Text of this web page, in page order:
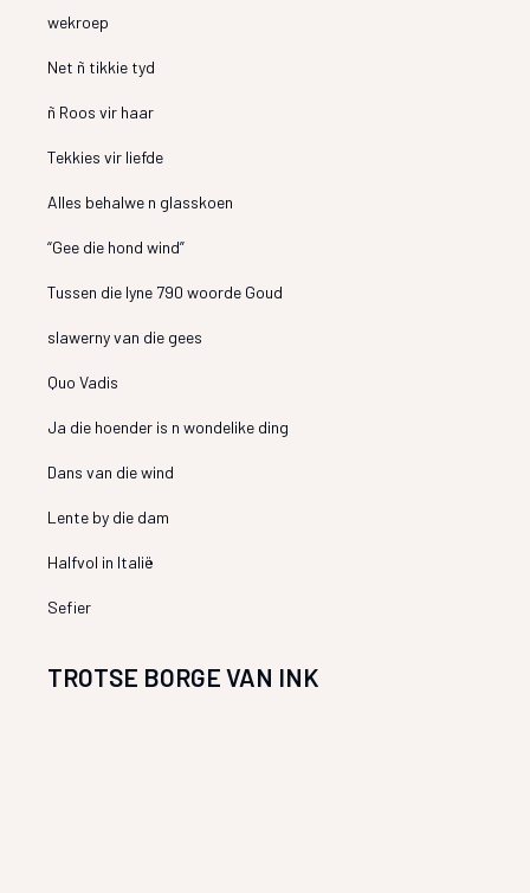
wekroep
Net ñ tikkie tyd
ñ Roos vir haar
Tekkies vir liefde
Alles behalwe n glasskoen
“Gee die hond wind”
Tussen die lyne 790 woorde Goud
slawerny van die gees
Quo Vadis
Ja die hoender is n wondelike ding
Dans van die wind
Lente by die dam
Halfvol in Italië
Sefier
TROTSE BORGE VAN INK